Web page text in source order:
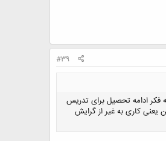
#39
فکر ادامه تحصیل برای تدریس
کاری به غیر از گرایش